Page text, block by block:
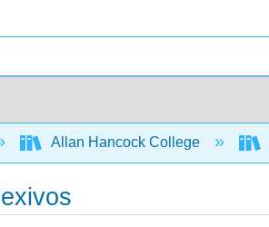
Allan Hancock College